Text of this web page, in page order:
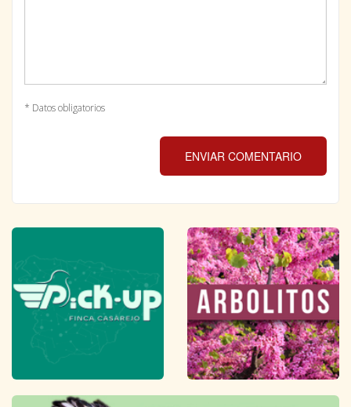
* Datos obligatorios
ENVIAR COMENTARIO